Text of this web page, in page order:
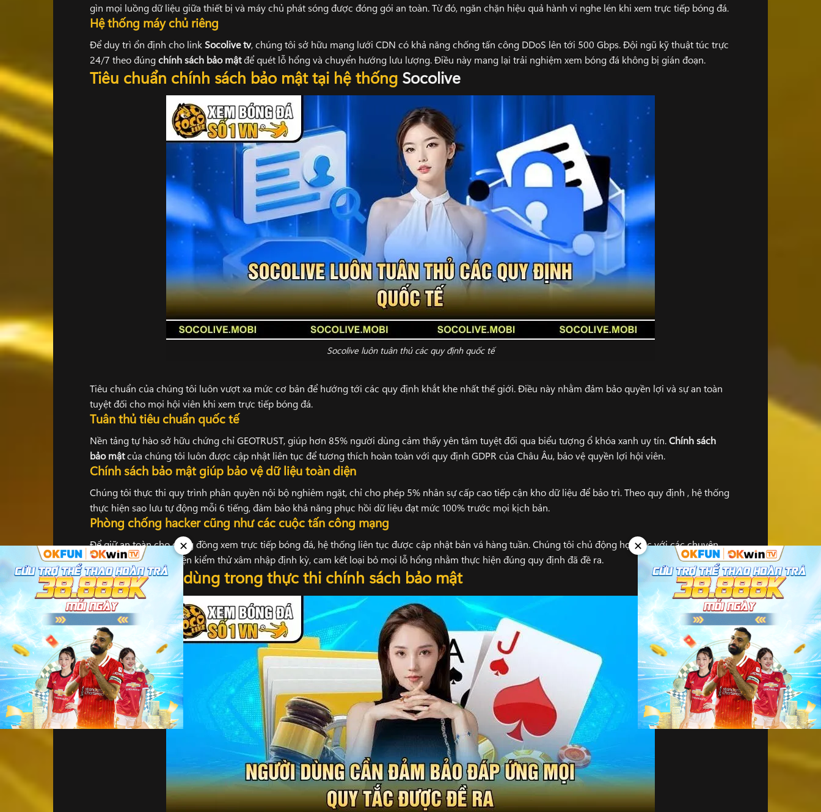
gìn mọi luồng dữ liệu giữa thiết bị và máy chủ phát sóng được đóng gói an toàn. Từ đó, ngăn chặn hiệu quả hành vi nghe lén khi xem trực tiếp bóng đá.
Hệ thống máy chủ riêng
Để duy trì ổn định cho linkSocolive tv, chúng tôi sở hữu mạng lưới CDN có khả năng chống tấn công DDoS lên tới 500 Gbps. Đội ngũ kỹ thuật túc trực
24/7 theo đúngchính sách bảo mậtđể quét lỗ hổng và chuyển hướng lưu lượng. Điều này mang lại trải nghiệm xem bóng đá không bị gián đoạn.
Tiêu chuẩn chính sách bảo mật tại hệ thống Socolive
Socolive luôn tuân thủ các quy định quốc tế
Tiêu chuẩn của chúng tôi luôn vượt xa mức cơ bản để hướng tới các quy định khắt khe nhất thế giới. Điều này nhằm đảm bảo quyền lợi và sự an toàn
tuyệt đối cho mọi hội viên khi xem trực tiếp bóng đá.
Tuân thủ tiêu chuẩn quốc tế
Nền tảng tự hào sở hữu chứng chỉ GEOTRUST, giúp hơn 85% người dùng cảm thấy yên tâm tuyệt đối qua biểu tượng ổ khóa xanh uy tín.Chính sách
bảo mậtcủa chúng tôi luôn được cập nhật liên tục để tương thích hoàn toàn với quy định GDPR của Châu Âu, bảo vệ quyền lợi hội viên.
Chính sách bảo mật giúp bảo vệ dữ liệu toàn diện
Chúng tôi thực thi quy trình phân quyền nội bộ nghiêm ngặt, chỉ cho phép 5% nhân sự cấp cao tiếp cận kho dữ liệu để bảo trì. Theo quy định , hệ thống
thực hiện sao lưu tự động mỗi 6 tiếng, đảm bảo khả năng phục hồi dữ liệu đạt mức 100% trước mọi kịch bản.
Phòng chống hacker cũng như các cuộc tấn công mạng
Để giữ an toàn cho cộng đồng xem trực tiếp bóng đá, hệ thống liên tục được cập nhật bản vá hàng tuần. Chúng tôi chủ động hợp tác với các chuyên
gia an ninh để thực hiện kiểm thử xâm nhập định kỳ, cam kết loại bỏ mọi lỗ hổng nhằm thực hiện đúng quy định đã đề ra.
Vai trò người dùng trong thực thi chính sách bảo mật
✕ ✕